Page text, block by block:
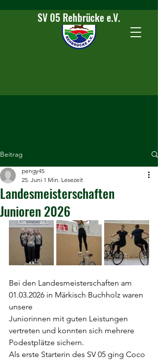
SV 05 Rehbrücke e.V.
Beitrag
Landesmeisterschaften
Junioren 2026
pengy45
25. Juni 1 Min. Lesezeit
Bei den Landesmeisterschaften am
01.03.2026 in Märkisch Buchholz waren
unsere
Juniorinnen mit guten Leistungen
vertreten und konnten sich mehrere
Podestplätze sichern.
Als erste Starterin des SV 05 ging Coco